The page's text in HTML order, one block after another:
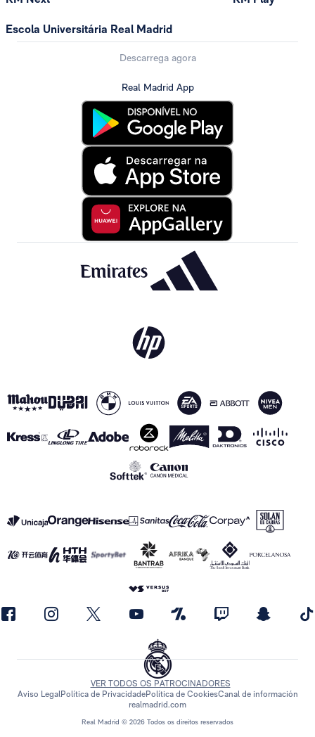
Escola Universitária Real Madrid
Descarrega agora
Real Madrid App
Real Madrid © 2026 Todos os direitos reservados
VER TODOS OS PATROCINADORES
Aviso LegalPolítica de PrivacidadePolítica de CookiesCanal de información
realmadrid.com